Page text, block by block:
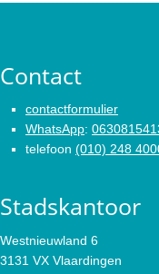
Contact
contactformulier
WhatsApp:
telefoon (010) 248
Stadskantoor
Westnieuwland 6
3131 VX Vlaardingen